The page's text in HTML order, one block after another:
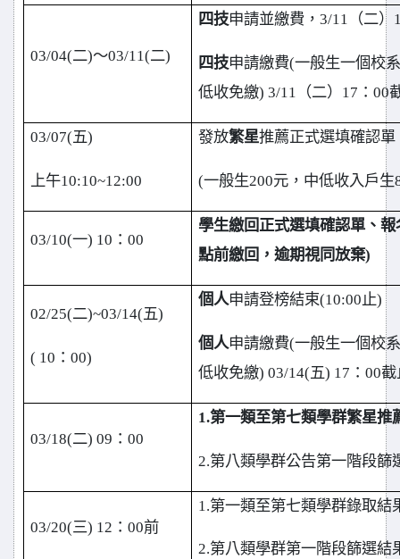
03/04(二)～03/11(二)
四技申請並繳費，3/11（二）
四技申請繳費(一般生一個校
低收免繳) 3/11 （二）17：00
03/07(五)
上午10:10~12:00
發放繁星推薦正式選填確認
(一般生200元，中低收入戶生
03/10(一) 10：00
學生繳回正式選填確認單、
點前繳回，逾期視同放棄)
02/25(二)~03/14(五)
( 10 ：00)
個人申請登榜結束(10:00止)
個人申請繳費(一般生一個校
低收免繳) 03/14(五) 17 ：00
03/18(二) 09：00
1.第一類至第七類學群繁星推
2.第八類學群公告第一階段篩
03/20(三) 12：00前
1.第一類至第七類學群錄取結
2.第八類學群第一階段篩選結